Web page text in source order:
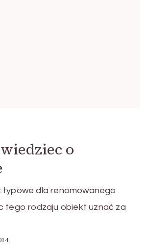
o
typowe dla renomowanego
tego rodzaju obiekt uznać za